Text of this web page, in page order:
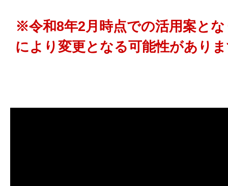
※令和8年2月時点での活用案と
により変更となる可能性があり